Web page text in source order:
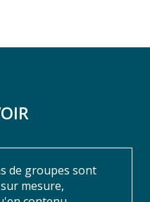
de groupes sont
mesure,